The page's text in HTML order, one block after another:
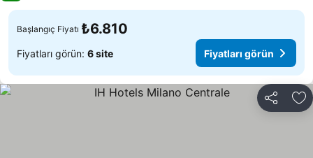
Başlangıç Fiyatı ₺6.810
Fiyatları görün: 6 site Fiyatları görün
Paylaş